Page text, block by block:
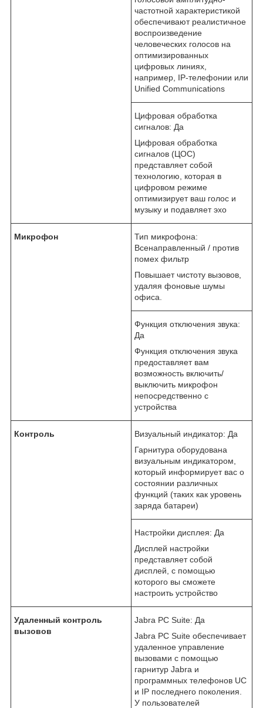
частотной характеристикой
обеспечивают реалистичное
воспроизведение
человеческих голосов на
оптимизированных
цифровых линиях,
например, IP-телефонии или
Unified Communications
Цифровая обработка
сигналов: Да
Цифровая обработка
сигналов (ЦОС)
представляет собой
технологию, которая в
цифровом режиме
оптимизирует ваш голос и
музыку и подавляет эхо
Микрофон
Тип микрофона:
Всенаправленный / против
помех фильтр
Повышает чистоту вызовов,
удаляя фоновые шумы
офиса.
Функция отключения звука:
Да
Функция отключения звука
предоставляет вам
возможность включить/
выключить микрофон
непосредственно с
устройства
Контроль
Визуальный индикатор: Да
Гарнитура оборудована
визуальным индикатором,
который информирует вас о
состоянии различных
функций (таких как уровень
заряда батареи)
Настройки дисплея: Да
Дисплей настройки
представляет собой
дисплей, с помощью
которого вы сможете
настроить устройство
Удаленный контроль
вызовов
Jabra PC Suite: Да
Jabra PC Suite обеспечивает
удаленное управление
вызовами с помощью
гарнитур Jabra и
программных телефонов UC
и IP последнего поколения.
У пользователей